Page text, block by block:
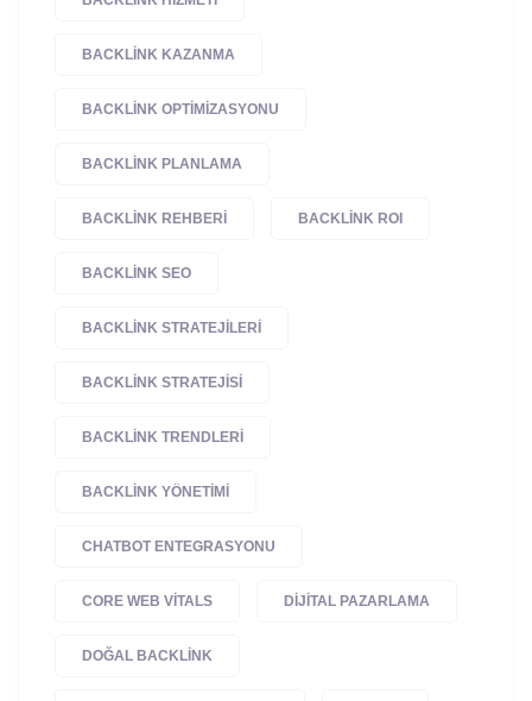
BACKLINK KAZANMA
BACKLINK OPTIMIZASYONU
BACKLINK PLANLAMA
BACKLINK REHBERI BACKLINK ROI
BACKLINK SEO
BACKLINK STRATEJILERI
BACKLINK STRATEJISI
BACKLINK TRENDLERI
BACKLINK YÖNETIMI
CHATBOT ENTEGRASYONU
CORE WEB VITALS DIJITAL PAZARLAMA
DOĞAL BACKLINK